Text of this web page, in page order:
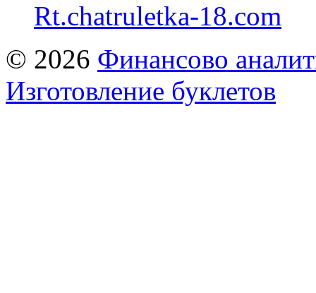
Rt.chatruletka-18.com
© 2026 Финансово
Изготовление буклетов